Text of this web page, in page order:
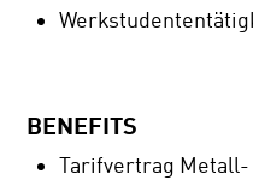
BENEFITS
Tarifvertrag